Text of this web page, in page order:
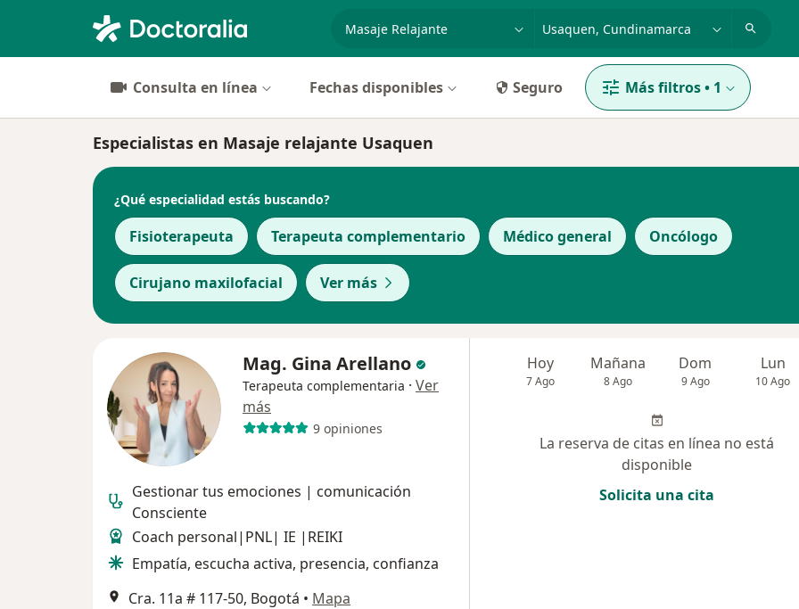
Consulta en línea Fechas disponibles Seguro Más filtros• 1
Especialistas en Masaje relajante Usaquen
¿Qué especialidad estás buscando?
Fisioterapeuta Terapeuta complementario Médico general Oncólogo
Cirujano maxilofacial Ver más
Mag. Gina Arellano
Terapeuta complementaria · Ver
más
9 opiniones
Gestionar tus emociones | comunicación
Consciente
Coach personal|PNL| IE |REIKI
Empatía, escucha activa, presencia, confianza
Cra. 11a # 117-50, Bogotá • Mapa
Hoy
7 Ago
Mañana
8 Ago
Dom
9 Ago
Lun
10 Ago
La reserva de citas en línea no está
disponible
Solicita una cita